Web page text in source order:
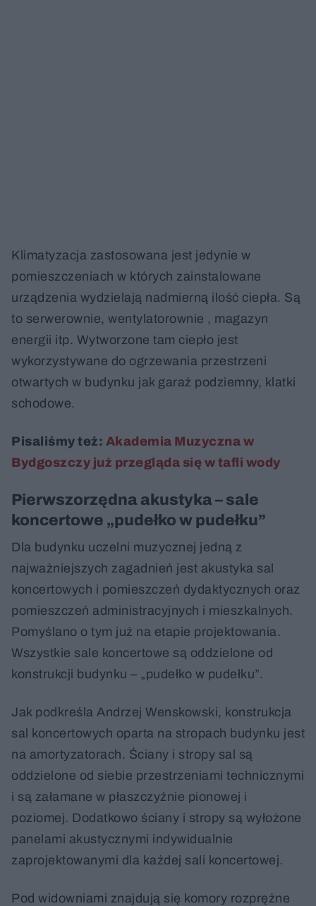
Klimatyzacja zastosowana jest jedynie w
pomieszczeniach w których zainstalowane
urządzenia wydzielają nadmierną ilość ciepła. Są
to serwerownie, wentylatorownie , magazyn
energii itp. Wytworzone tam ciepło jest
wykorzystywane do ogrzewania przestrzeni
otwartych w budynku jak garaż podziemny, klatki
schodowe.
Pisaliśmy też: Akademia Muzyczna w
Bydgoszczy już przegląda się w tafli wody
Pierwszorzędna akustyka – sale
koncertowe „pudełko w pudełku”
Dla budynku uczelni muzycznej jedną z
najważniejszych zagadnień jest akustyka sal
koncertowych i pomieszczeń dydaktycznych oraz
pomieszczeń administracyjnych i mieszkalnych.
Pomyślano o tym już na etapie projektowania.
Wszystkie sale koncertowe są oddzielone od
konstrukcji budynku – „pudełko w pudełku”.
Jak podkreśla Andrzej Wenskowski, konstrukcja
sal koncertowych oparta na stropach budynku jest
na amortyzatorach. Ściany i stropy sal są
oddzielone od siebie przestrzeniami technicznymi
i są załamane w płaszczyźnie pionowej i
poziomej. Dodatkowo ściany i stropy są wyłożone
panelami akustycznymi indywidualnie
zaprojektowanymi dla każdej sali koncertowej.
Pod widowniami znajdują się komory rozprężne